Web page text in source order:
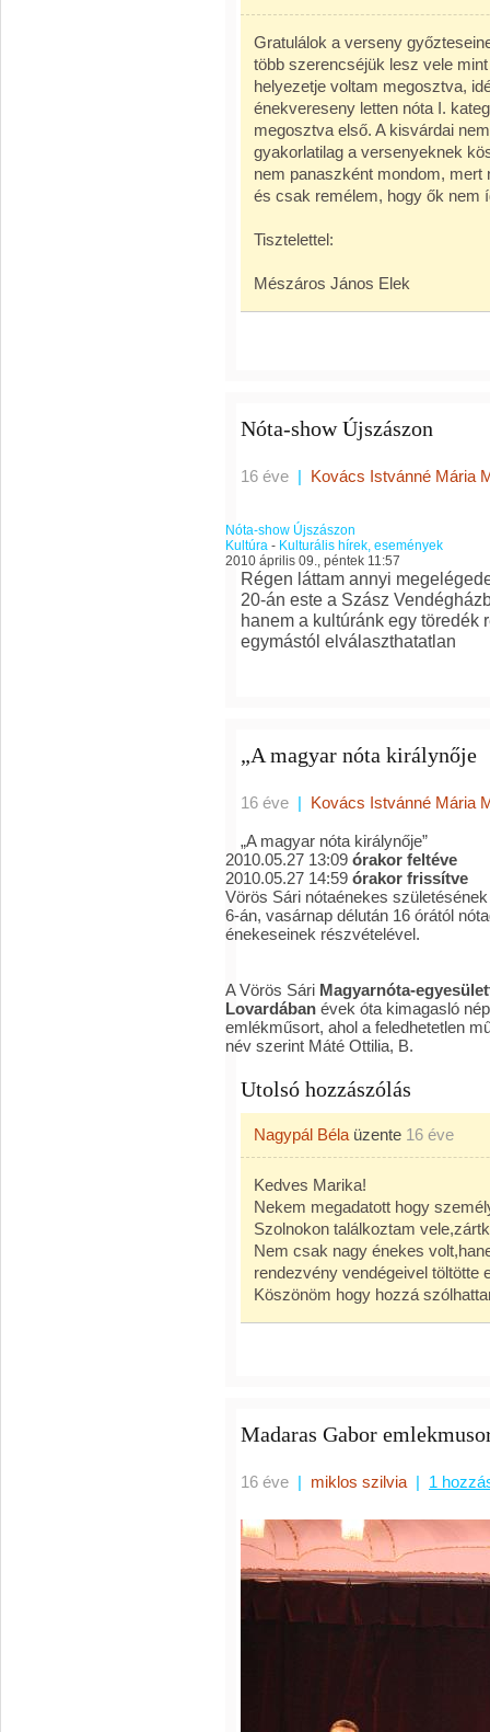
Gratulálok a verseny
több szerencséjük lesz vele
helyezetje voltam megosztva,
énekvereseny letten nóta I.
megosztva első. A kisvárdai
gyakorlatilag a versenyeknek
nem panaszként mondom,
és csak remélem, hogy ők nem
Tisztelettel:
Mészáros János Elek
Nóta-show Újszászon
16 éve | Kovács Istvánné Mária
Nóta-show Újszászon
Kultúra - Kulturális hírek, események
2010 április 09., péntek 11:57
Régen láttam annyi
20-án este a Szász
hanem a kultúránk egy töredék
egymástól elválaszthatatlan
„A magyar nóta királynője
16 éve | Kovács Istvánné Mária
„A magyar nóta királynője”
2010.05.27 13:09 órakor feltéve
2010.05.27 14:59 órakor frissítve
Vörös Sári nótaénekes
6-án, vasárnap délután 16 órától
énekeseinek részvételével.
A Vörös Sári Magyarnóta-
Lovardában évek óta kimagasló
emlékműsort, ahol a feledhetetlen
név szerint Máté Ottilia, B.
Utolsó hozzászólás
Nagypál Béla üzente 16 éve
Kedves Marika!
Nekem megadatott hogy
Szolnokon találkoztam
Nem csak nagy énekes
rendezvény vendégeivel töltötte
Köszönöm hogy hozzá
Madaras Gabor
16 éve | miklos szilvia | 1